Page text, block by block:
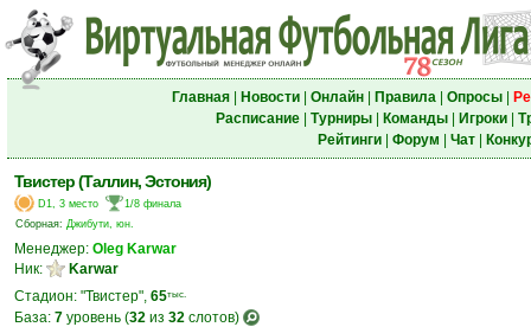
Главная| Новости| Онлайн| Правила| Опросы|
Расписание| Турниры| Команды| Игроки|
Рейтинги| Форум Чат|
Твистер (Таллин, Эстония)
D1, 3 место
1/8 финала
Сборная: Джибути, юн.
Менеджер: Oleg Karwar
Ник:
Karwar
Стадион: "Твистер", 65тыс.
База: 7 уровень (32 из 32 слотов)